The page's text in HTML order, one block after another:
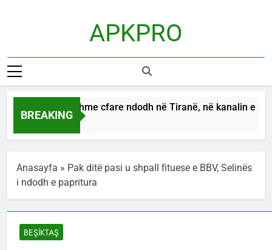
APKPRO
BREAKING
E pabesueshme cfare ndodh në Tiranë, në kanalin e
8 Hours Ago
Anasayfa » Pak ditë pasi u shpall fituese e BBV, Selinës
i ndodh e papritura
BEŞİKTAŞ